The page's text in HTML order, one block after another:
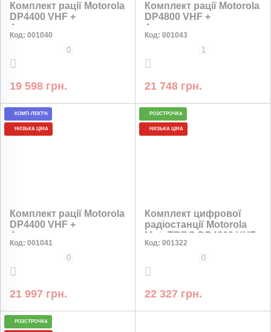
Комплект рації Motorola
DP4400 VHF +
Акумулятор
PMNN4543A Type-c 3400
Код: 001040
0
19 598 грн.
Комплект рації Motorola
DP4800 VHF +
Акумулятор
PMNN4544A 2450 мАг
Код: 001043
1
21 748 грн.
КОМП-ЛЕКТ%
НИЗЬКА ЦІНА
Комплект рації Motorola
DP4400 VHF +
Акумулятор
PMNN4543A Type-c 3400
Код: 001041
0
21 997 грн.
РОЗСТРОЧКА
НИЗЬКА ЦІНА
Комплект цифрової
радіостанції Motorola
MotoTRBO DP4800 VHF
AES-256 шифрування +
1 акумулятор та 47см
антена
Код: 001322
0
22 327 грн.
РОЗСТРОЧКА